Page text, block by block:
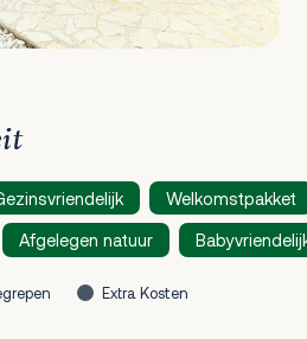
Welkomstpakket
Afgelegen natuur
Extra Kosten